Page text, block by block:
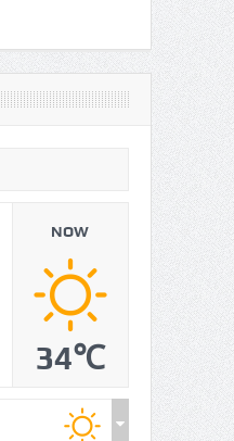
NOW
34℃